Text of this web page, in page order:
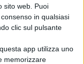
sito web. Puoi
in qualsiasi
clic sul pulsante
app utilizza uno
memorizzare
Disclaimer